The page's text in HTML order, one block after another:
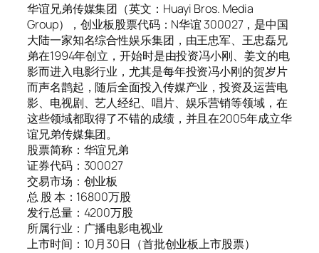
华谊兄弟传媒集团（英文：Huayi Bros. Media
Group），创业板股票代码：N华谊 300027，是中国
大陆一家知名综合性娱乐集团，由王忠军、王忠磊兄
弟在1994年创立，开始时是由投资冯小刚、姜文的电
影而进入电影行业，尤其是每年投资冯小刚的贺岁片
而声名鹊起，随后全面投入传媒产业，投资及运营电
影、电视剧、艺人经纪、唱片、娱乐营销等领域，在
这些领域都取得了不错的成绩，并且在2005年成立华
谊兄弟传媒集团。
股票简称：华谊兄弟
证券代码：300027
交易市场：创业板
总 股 本：16800万股
发行总量：4200万股
所属行业：广播电影电视业
上市时间：10月30日（首批创业板上市股票）